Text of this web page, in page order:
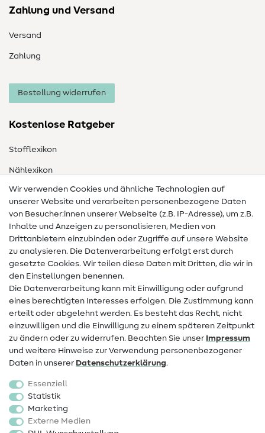
Zahlung und Versand
Versand
Zahlung
Bestellung widerrufen
Kostenlose Ratgeber
Stofflexikon
Nählexikon
Nähanleitungen
Hilfe & Kontakt
Kontakt
Infos zum Betreiberwechsel
Widerrufsrecht
Beliebt
Stoffe
Sale
Schnittmuster
Wir verwenden Cookies und ähnliche Technologien auf
unserer Website und verarbeiten personenbezogene Daten
von Besucher:innen unserer Webseite (z.B. IP-Adresse), um z.B.
Inhalte und Anzeigen zu personalisieren, Medien von
Drittanbietern einzubinden oder Zugriffe auf unsere Website
zu analysieren. Die Datenverarbeitung erfolgt erst durch
gesetzte Cookies. Wir teilen diese Daten mit Dritten, die wir in
den Einstellungen benennen.
Die Datenverarbeitung kann mit Einwilligung oder aufgrund
eines berechtigten Interesses erfolgen. Die Zustimmung kann
erteilt oder abgelehnt werden. Es besteht das Recht, nicht
einzuwilligen und die Einwilligung zu einem späteren Zeitpunkt
zu ändern oder zu widerrufen. Beachten Sie unser Impressum
und weitere Hinweise zur Verwendung personenbezogener
Daten in unserer Daten­schutz­erklärung.
Essenziell
Statistik
Marketing
Externe Medien